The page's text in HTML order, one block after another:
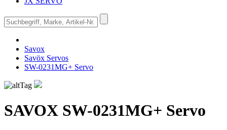
Savox
Savöx Servos
SW-0231MG+ Servo
SAVOX SW-0231MG+ Servo